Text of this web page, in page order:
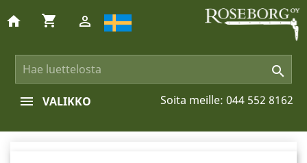

home shopping_cart 
Soita meille: 044 552 8162
VALIKKO